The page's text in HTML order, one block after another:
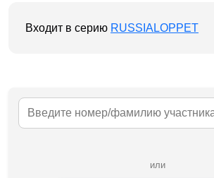
Входит в серию RUSSIALOPPET
или